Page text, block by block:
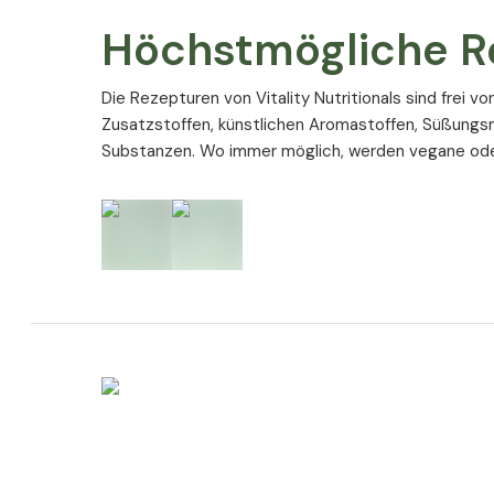
Höchstmögliche
Die Rezepturen von Vitality Nutritionals sind frei
Zusatzstoffen, künstlichen Aromastoffen,
Substanzen. Wo immer möglich, werden vegane